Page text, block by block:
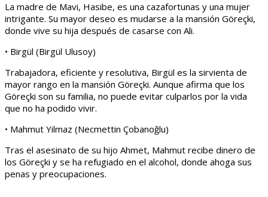
La madre de Mavi, Hasibe, es una cazafortunas y una mujer
intrigante. Su mayor deseo es mudarse a la mansión Göreçki,
donde vive su hija después de casarse con Ali.
• Birgül (Birgül Ulusoy)
Trabajadora, eficiente y resolutiva, Birgül es la sirvienta de
mayor rango en la mansión Göreçki. Aunque afirma que los
Göreçki son su familia, no puede evitar culparlos por la vida
que no ha podido vivir.
• Mahmut Yilmaz (Necmettin Çobanoğlu)
Tras el asesinato de su hijo Ahmet, Mahmut recibe dinero de
los Göreçki y se ha refugiado en el alcohol, donde ahoga sus
penas y preocupaciones.